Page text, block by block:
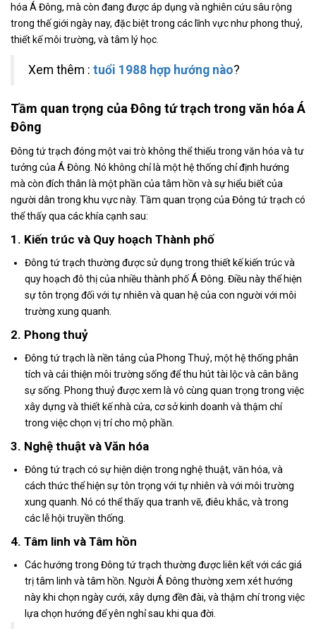
hóa Á Đông, mà còn đang được áp dụng và nghiên cứu sâu rộng
trong thế giới ngày nay, đặc biệt trong các lĩnh vực như phong thuỷ,
thiết kế môi trường, và tâm lý học.
Xem thêm : tuổi 1988 hợp hướng nào?
Tầm quan trọng của Đông tứ trạch trong văn hóa Á
Đông
Đông tứ trạch đóng một vai trò không thể thiếu trong văn hóa và tư
tưởng của Á Đông. Nó không chỉ là một hệ thống chỉ định hướng
mà còn đích thân là một phần của tâm hồn và sự hiểu biết của
người dân trong khu vực này. Tầm quan trọng của Đông tứ trạch có
thể thấy qua các khía cạnh sau:
1. Kiến trúc và Quy hoạch Thành phố
Đông tứ trạch thường được sử dụng trong thiết kế kiến trúc và
quy hoạch đô thị của nhiều thành phố Á Đông. Điều này thể hiện
sự tôn trọng đối với tự nhiên và quan hệ của con người với môi
trường xung quanh.
2. Phong thuỷ
Đông tứ trạch là nền tảng của Phong Thuỷ, một hệ thống phân
tích và cải thiện môi trường sống để thu hút tài lộc và cân bằng
sự sống. Phong thuỷ được xem là vô cùng quan trọng trong việc
xây dựng và thiết kế nhà cửa, cơ sở kinh doanh và thậm chí
trong việc chọn vị trí cho mộ phần.
3. Nghệ thuật và Văn hóa
Đông tứ trạch có sự hiện diện trong nghệ thuật, văn hóa, và
cách thức thể hiện sự tôn trọng với tự nhiên và với môi trường
xung quanh. Nó có thể thấy qua tranh vẽ, điêu khắc, và trong
các lễ hội truyền thống.
4. Tâm linh và Tâm hồn
Các hướng trong Đông tứ trạch thường được liên kết với các giá
trị tâm linh và tâm hồn. Người Á Đông thường xem xét hướng
này khi chọn ngày cưới, xây dựng đền đài, và thậm chí trong việc
lựa chọn hướng để yên nghỉ sau khi qua đời.